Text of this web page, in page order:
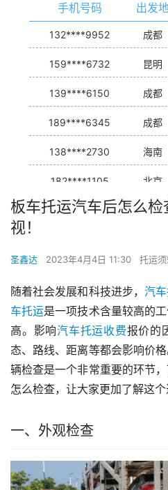
手机号码
出发
132****9952 成都
159****6732 昆明
139****6150 成都
189****6345 成都
138****2730 海南
182****1105 北京
138****7926 重庆
板车托运汽车后怎么
视！
圣鑫达 2023年4月4日 11:30 托运须
随着社会发展和科技进步， 汽
车托运是一项技术含量较高的
高。影响汽车托运收费报价的
态、路线、距离等都会影响价
辆检查是一个非常重要的环节
怎么检查，让大家更加了解这个
一、外观检查